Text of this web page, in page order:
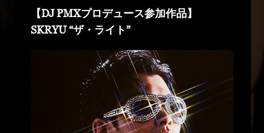
【DJ PMXプロデュース参加作品】
SKRYU “ザ・ライト”